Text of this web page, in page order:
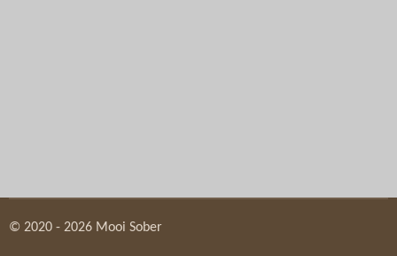
© 2020 - 2026 Mooi Sober